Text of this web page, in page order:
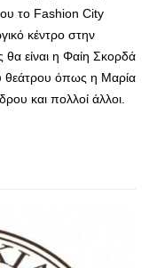
το Fashion City
κέντρο στην
είναι η Φαίη Σκορδά
θεάτρου όπως η Μαρία
και πολλοί άλλοι.